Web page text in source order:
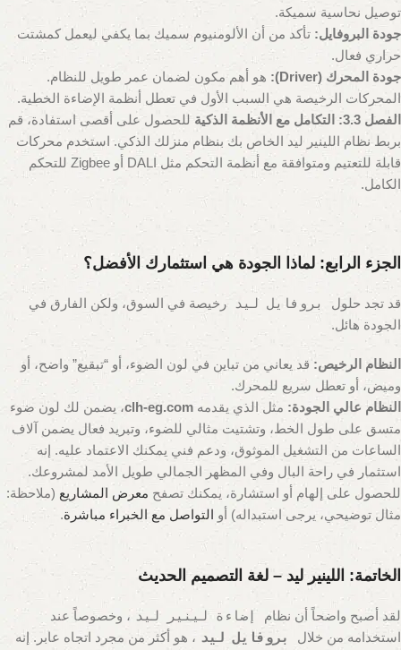
توصيل نحاسية سميكة.
جودة البروفايل: تأكد من أن الألومنيوم سميك بما يكفي ليعمل كمشتت
حراري فعال.
جودة المحرك (Driver):
هو أهم مكون لضمان عمر طويل للنظام.
المحركات الرخيصة هي السبب الأول في تعطل أنظمة الإضاءة الخطية.
الفصل 3.3: التكامل مع الأنظمة الذكية
للحصول على أقصى استفادة، قم
بربط نظام اللينير ليد الخاص بك بنظام منزلك الذكي. استخدم محركات
قابلة للتعتيم ومتوافقة مع أنظمة التحكم مثل DALI أو Zigbee للتحكم
الكامل.
الجزء الرابع: لماذا الجودة هي استثمارك الأفضل؟
قد تجد حلول بروفايل ليد رخيصة في السوق، ولكن الفارق في
الجودة هائل.
النظام الرخيص: قد يعاني من تباين في لون الضوء، أو “تبقيع” واضح، أو
وميض، أو تعطل سريع للمحرك.
النظام عالي الجودة: مثل الذي يقدمه clh-eg.com، يضمن لك لون ضوء
متسق على طول الخط، وتشتيت مثالي للضوء، وتبريد فعال يضمن آلاف
الساعات من التشغيل الموثوق، ودعم فني يمكنك الاعتماد عليه. إنه
استثمار في راحة البال وفي المظهر الجمالي طويل الأمد لمشروعك.
للحصول على إلهام أو استشارة، يمكنك تصفح معرض المشاريع (ملاحظة:
مثال توضيحي، يرجى استبداله) أو التواصل مع الخبراء مباشرة.
الخاتمة: اللينير ليد – لغة التصميم الحديث
لقد أصبح واضحاً أن نظام إضاءة لينير ليد ، وخصوصاً عند
استخدامه من خلال
بروفايل ليد ، هو أكثر من مجرد اتجاه عابر. إنه